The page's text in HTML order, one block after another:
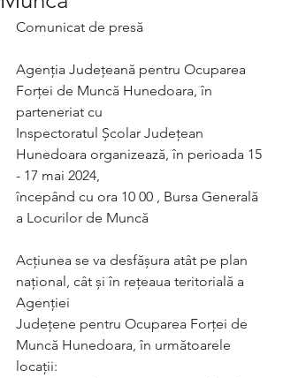
Comunicat de presă
Agenţia Judeţeană pentru Ocuparea
Forţei de Muncă Hunedoara, în
parteneriat cu
Inspectoratul Școlar Județean
Hunedoara organizează, în perioada 15
- 17 mai 2024,
începând cu ora 10 00 , Bursa Generală
a Locurilor de Muncă
Acţiunea se va desfăşura atât pe plan
naţional, cât şi în reţeaua teritorială a
Agenţiei
Judeţene pentru Ocuparea Forţei de
Muncă Hunedoara, în următoarele
locații: